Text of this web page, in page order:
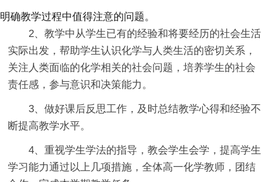
明确教学过程中值得注意的问题。
2、教学中从学生已有的经验和将要经历的社会生活
实际出发，帮助学生认识化学与人类生活的密切关系，
关注人类面临的化学相关的社会问题，培养学生的社会
责任感，参与意识和决策能力。
3、做好课后反思工作，及时总结教学心得和经验不
断提高教学水平。
4、重视学生学法的指导，教会学生会学，提高学生
学习能力通过以上几项措施，全体高一化学教师，团结